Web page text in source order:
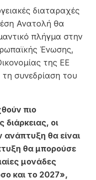
διαταραχές
Ανατολή θα
πλήγμα στην
Ένωσης,
της ΕΕ
συνεδρίαση του
πιο
διάρκειας, οι
ανάπτυξη θα είναι
θα μπορούσε
μονάδες
και το 2027»,